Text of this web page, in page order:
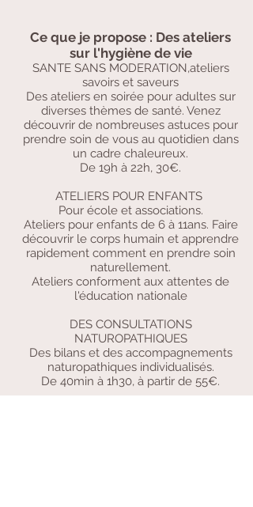
Ce que je propose : Des ateliers
sur l'hygiène de vie
SANTE SANS MODERATION,ateliers
savoirs et saveurs
Des ateliers en soirée pour adultes sur
diverses thèmes de santé. Venez
découvrir de nombreuses astuces pour
prendre soin de vous au quotidien dans
un cadre chaleureux.
De 19h à 22h, 30€.
ATELIERS POUR ENFANTS
Pour école et associations.
Ateliers pour enfants de 6 à 11ans. Faire
découvrir le corps humain et apprendre
rapidement comment en prendre soin
naturellement.
Ateliers conforment aux attentes de
l'éducation nationale
DES CONSULTATIONS
NATUROPATHIQUES
Des bilans et des accompagnements
naturopathiques individualisés.
De 40min à 1h30, à partir de 55€.